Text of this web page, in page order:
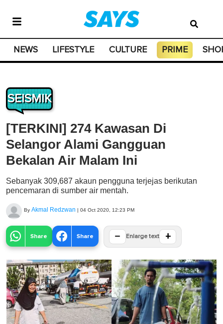
NEWS LIFESTYLE CULTURE PRIME
SEISMIK
[TERKINI] 274 Kawasan Di
Selangor Alami Gangguan
Bekalan Air Malam Ini
Sebanyak 309,687 akaun pengguna terjejas berikutan
pencemaran di sumber air mentah.
By Akmal Redzwan | 04 Oct 2020, 12:23 PM
Share Share − Enlarge text +